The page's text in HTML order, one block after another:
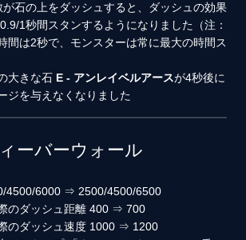
が石の上をダッシュすると、ダッシュの効果
1秒間スタンするようになりました（注：
間は2秒で、モンスターは常に最大の時間ス
大きな石 E - アンレイベルアースが4秒後に
ジを与えなくなりました
ーバーウォール
4500/6000 ⇒ 2500/4500/6500
のダッシュ距離 400 ⇒ 700
のダッシュ速度 1000 ⇒ 1200